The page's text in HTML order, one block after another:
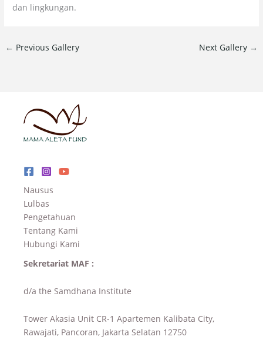
dan lingkungan.
← Previous Gallery Next Gallery →
Nausus
Lulbas
Pengetahuan
Tentang Kami
Hubungi Kami
Sekretariat MAF :
d/a the Samdhana Institute
Tower Akasia Unit CR-1 Apartemen Kalibata City,
Rawajati, Pancoran, Jakarta Selatan 12750